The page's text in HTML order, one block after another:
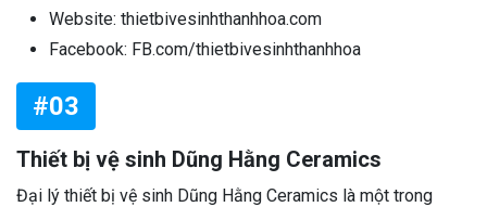
Website: thietbivesinhthanhhoa.com
Facebook: FB.com/thietbivesinhthanhhoa
#03
Thiết bị vệ sinh Dũng Hằng Ceramics
Đại lý thiết bị vệ sinh Dũng Hằng Ceramics là một trong